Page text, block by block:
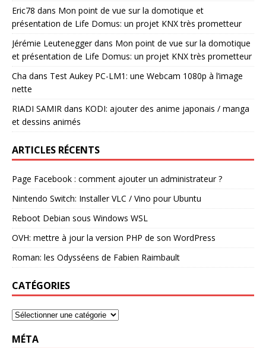
Eric78 dans Mon point de vue sur la domotique et
présentation de Life Domus: un projet KNX très prometteur
Jérémie Leuteneggerdans Mon point de vue sur la domotique
et présentation de Life Domus: un projet KNX très prometteur
Cha dans Test Aukey PC-LM1: une Webcam 1080p à l’image
nette
RIADI SAMIR dans KODI: ajouter des anime japonais / manga
et dessins animés
ARTICLES RÉCENTS
Page Facebook : comment ajouter un administrateur ?
Nintendo Switch: Installer VLC / Vino pour Ubuntu
Reboot Debian sous Windows WSL
OVH: mettre à jour la version PHP de son WordPress
Roman: les Odysséens de Fabien Raimbault
CATÉGORIES
MÉTA